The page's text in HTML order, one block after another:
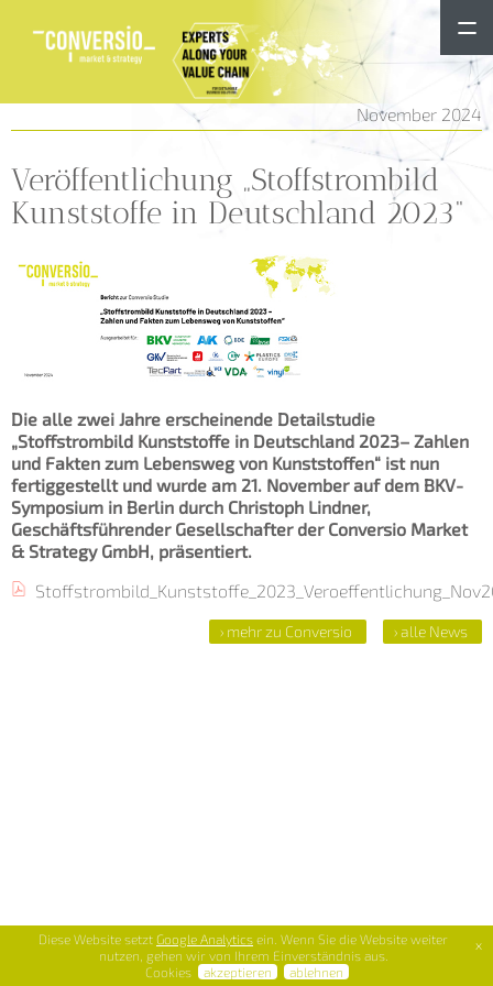
November 2024
Veröffentlichung „Stoffstrombild
Kunststoffe in Deutschland 2023“
Die alle zwei Jahre erscheinende Detailstudie
„Stoffstrombild Kunststoffe in Deutschland 2023– Zahlen
und Fakten zum Lebensweg von Kunststoffen“ ist nun
fertiggestellt und wurde am 21. November auf dem BKV-
Symposium in Berlin durch Christoph Lindner,
Geschäftsführender Gesellschafter der Conversio Market
& Strategy GmbH, präsentiert.
› mehr zu Conversio › alle News
x
Diese Website setzt Google Analytics ein. Wenn Sie die Website weiter
nutzen, gehen wir von Ihrem Einverständnis aus.
Cookies
akzeptieren ablehnen